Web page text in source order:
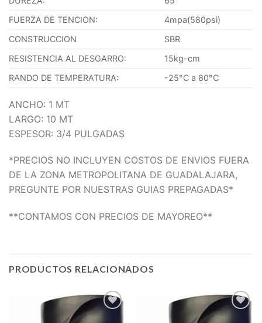
FUERZA DE TENCION:
4mpa(580psi)
CONSTRUCCION
SBR
RESISTENCIA AL DESGARRO:
15kg-cm
RANDO DE TEMPERATURA:
-25°C a 80°C
ANCHO: 1 MT
LARGO: 10 MT
ESPESOR: 3/4 PULGADAS
*PRECIOS NO INCLUYEN COSTOS DE ENVIOS FUERA
DE LA ZONA METROPOLITANA DE GUADALAJARA,
PREGUNTE POR NUESTRAS GUIAS PREPAGADAS*
**CONTAMOS CON PRECIOS DE MAYOREO**
PRODUCTOS RELACIONADOS